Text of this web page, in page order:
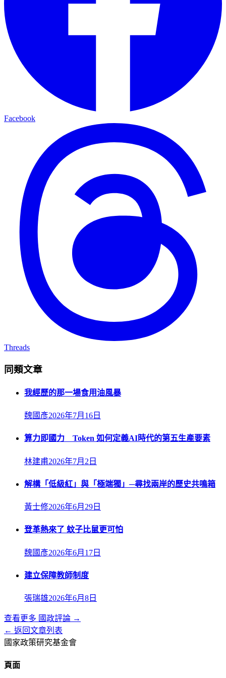
Facebook
Threads
同類文章
我經歷的那一場食用油風暴
魏國彥2026年7月16日
算力即國力 Token 如何定義AI時代的第五生產要素
林建甫2026年7月2日
解構「低級紅」與「極端獨」─尋找兩岸的歷史共鳴箱
黃士修2026年6月29日
登革熱來了 蚊子比鼠更可怕
魏國彥2026年6月17日
建立保障教師制度
張瑞雄2026年6月8日
查看更多 國政評論 →
← 返回文章列表
國家政策研究基金會
頁面